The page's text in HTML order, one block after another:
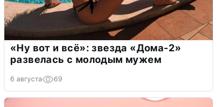
«Ну вот и всё»: звезда «Дома-2»
развелась с молодым мужем
6 августа 69